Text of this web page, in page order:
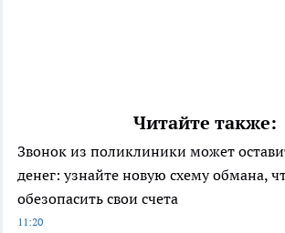
Читайте также:
Звонок из поликлиники может
денег: узнайте новую схему обмана,
обезопасить свои счета
11:20